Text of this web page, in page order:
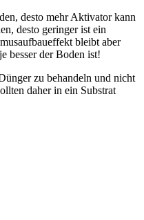
desto mehr Aktivator kann
desto geringer ist ein
bleibt aber
besser der Boden ist!
zu behandeln und nicht
daher in ein Substrat